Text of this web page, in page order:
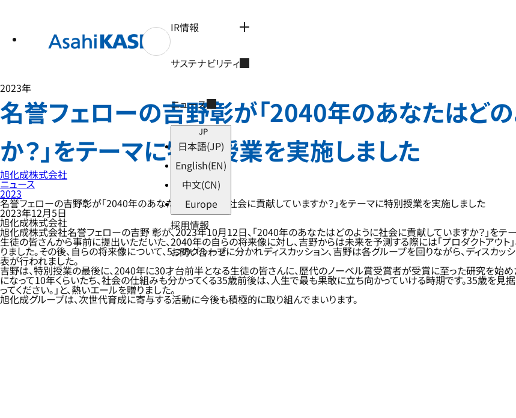
IR情報
サステナビリティ
ニュース
JP
日本語(JP)
English(EN)
中文(CN)
Europe
採用情報
お問い合わせ
2023年
名誉フェローの吉野彰が「2040年のあなたはど
か？」をテーマに特別授業を実施しました
旭化成株式会社
ニュース
2023
名誉フェローの吉野彰が「2040年のあなたはどのように社会に貢献していますか？」をテーマに特別授業を実施しました
2023年12月5日
旭化成株式会社
旭化成株式会社名誉フェローの吉野 彰が、2023年10月12日、「2040年のあなたはどのように社会に貢献していますか？」を
生徒の皆さんから事前に提出いただいた、2040年の自らの将来像に対し、吉野からは未来を予測する際には「プロダクトアウト」
りました。その後、自らの将来像について、5つのグループに分かれディスカッション、吉野は各グループを回りながら、ディスカ
表が行われました。
吉野は、特別授業の最後に、2040年に30才台前半となる生徒の皆さんに、歴代のノーベル賞受賞者が受賞に至った研究を始
になって10年くらいたち、社会の仕組みも分かってくる35歳前後は、人生で最も果敢に立ち向かっていける時期です。35歳を見
ってください。」と、熱いエールを贈りました。
旭化成グループは、次世代育成に寄与する活動に今後も積極的に取り組んでまいります。